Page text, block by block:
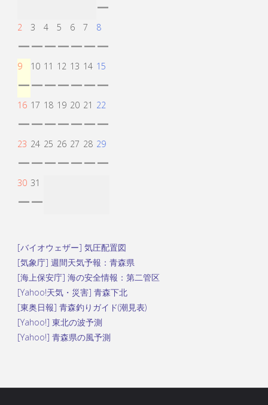
ー
2
ー
3
ー
4
ー
5
ー
6
ー
7
ー
8
ー
9
ー
10
ー
11
ー
12
ー
13
ー
14
ー
15
ー
16
ー
17
ー
18
ー
19
ー
20
ー
21
ー
22
ー
23
ー
24
ー
25
ー
26
ー
27
ー
28
ー
29
ー
30
ー
31
ー
[バイオウェザー] 気圧配置図
[気象庁] 週間天気予報：青森県
[海上保安庁] 海の安全情報：第二管区
[Yahoo!天気・災害] 青森下北
[東奥日報] 青森釣りガイド(潮見表)
[Yahoo!] 東北の波予測
[Yahoo!] 青森県の風予測